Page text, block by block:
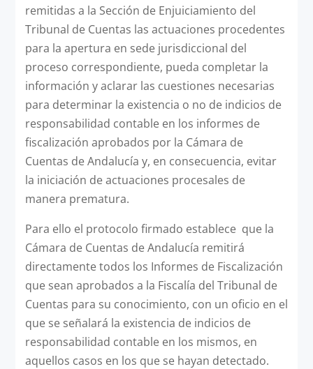
remitidas a la Sección de Enjuiciamiento del
Tribunal de Cuentas las actuaciones procedentes
para la apertura en sede jurisdiccional del
proceso correspondiente, pueda completar la
información y aclarar las cuestiones necesarias
para determinar la existencia o no de indicios de
responsabilidad contable en los informes de
fiscalización aprobados por la Cámara de
Cuentas de Andalucía y, en consecuencia, evitar
la iniciación de actuaciones procesales de
manera prematura.
Para ello el protocolo firmado establece que la
Cámara de Cuentas de Andalucía remitirá
directamente todos los Informes de Fiscalización
que sean aprobados a la Fiscalía del Tribunal de
Cuentas para su conocimiento, con un oficio en el
que se señalará la existencia de indicios de
responsabilidad contable en los mismos, en
aquellos casos en los que se hayan detectado.